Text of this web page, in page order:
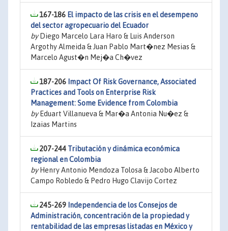
167-186 El impacto de las crisis en el desempeno
del sector agropecuario del Ecuador
byDiego Marcelo Lara Haro & Luis Anderson
Argothy Almeida & Juan Pablo Mart�nez Mesias &
Marcelo Agust�n Mej�a Ch�vez
187-206 Impact Of Risk Governance, Associated
Practices and Tools on Enterprise Risk
Management: Some Evidence from Colombia
byEduart Villanueva & Mar�a Antonia Nu�ez &
Izaias Martins
207-244 Tributación y dinámica económica
regional en Colombia
byHenry Antonio Mendoza Tolosa & Jacobo Alberto
Campo Robledo & Pedro Hugo Clavijo Cortez
245-269 Independencia de los Consejos de
Administración, concentración de la propiedad y
rentabilidad de las empresas listadas en México y